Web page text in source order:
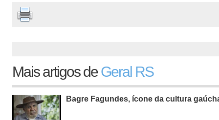
Mais artigos deGeral RS
Bagre Fagundes, ícone da cultura